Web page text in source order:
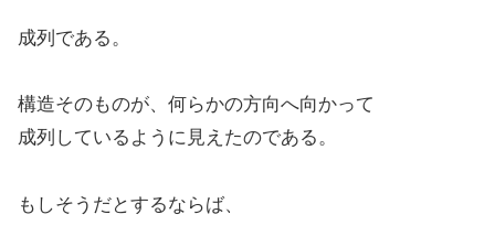
成列である。
構造そのものが、何らかの方向へ向かって
成列しているように見えたのである。
もしそうだとするならば、